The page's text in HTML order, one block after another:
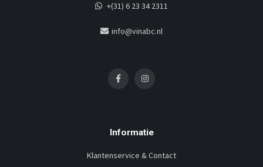
+(31) 6 23 34 2311
info@vinabc.nl
Informatie
Klantenservice & Contact